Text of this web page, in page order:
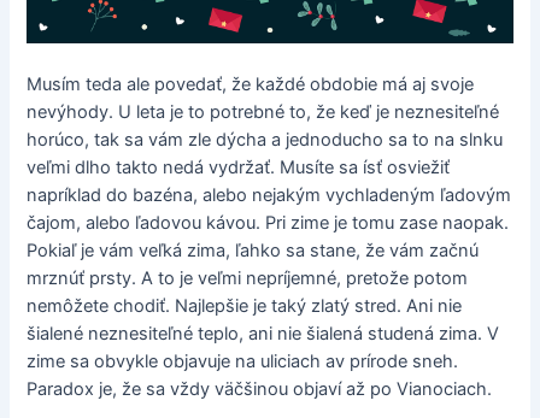
Musím teda ale povedať, že každé obdobie má aj svoje
nevýhody. U leta je to potrebné to, že keď je neznesiteľné
horúco, tak sa vám zle dýcha a jednoducho sa to na slnku
veľmi dlho takto nedá vydržať. Musíte sa ísť osviežiť
napríklad do bazéna, alebo nejakým vychladeným ľadovým
čajom, alebo ľadovou kávou. Pri zime je tomu zase naopak.
Pokiaľ je vám veľká zima, ľahko sa stane, že vám začnú
mrznúť prsty. A to je veľmi nepríjemné, pretože potom
nemôžete chodiť. Najlepšie je taký zlatý stred. Ani nie
šialené neznesiteľné teplo, ani nie šialená studená zima. V
zime sa obvykle objavuje na uliciach av prírode sneh.
Paradox je, že sa vždy väčšinou objaví až po Vianociach.